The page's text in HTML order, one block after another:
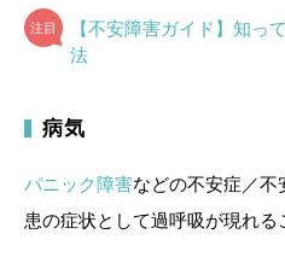
【不安障害ガイド】知っ
法
病気
パニック障害などの不安症／不
患の症状として過呼吸が現れる